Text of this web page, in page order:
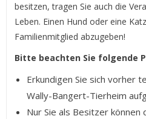
besitzen, tragen Sie auch die
Leben. Einen Hund oder eine
Familienmitglied abzugeben!
Bitte beachten Sie folgende
Erkundigen Sie sich vorher
Wally-Bangert-Tierheim
Nur Sie als Besitzer können